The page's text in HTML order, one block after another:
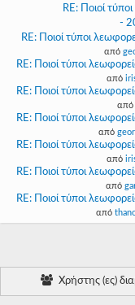
RE: Ποιοί
-
RE: Ποιοί τύποι
από
RE: Ποιοί τύποι
από
RE: Ποιοί τύποι
από
RE: Ποιοί τύποι
από
RE: Ποιοί τύποι
από
RE: Ποιοί τύποι
από
RE: Ποιοί τύποι
από
Χρήστης (ες)